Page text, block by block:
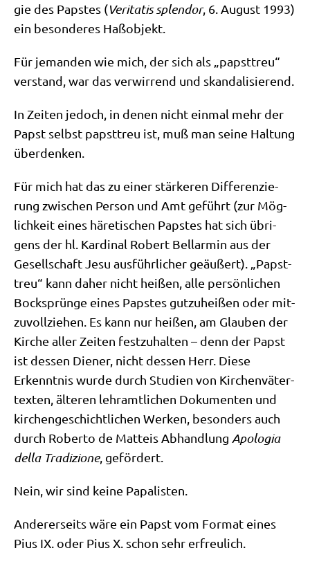
gie des Pap­stes (Veri­ta­tis sple­ndor, 6. August 1993)
ein beson­de­res Haßobjekt.
Für jeman­den wie mich, der sich als „papst­treu“
ver­stand, war das ver­wir­rend und skandalisierend.
In Zei­ten jedoch, in denen nicht ein­mal mehr der
Papst selbst papst­treu ist, muß man sei­ne Hal­tung
überdenken.
Für mich hat das zu einer stär­ke­ren Dif­fe­ren­zie­
rung zwi­schen Per­son und Amt geführt (zur Mög­
lich­keit eines häre­ti­schen Pap­stes hat sich übri­
gens der hl. Kar­di­nal Robert Bell­ar­min aus der
Gesell­schaft Jesu aus­führ­li­cher geäu­ßert). „Papst­
treu“ kann daher nicht hei­ßen, alle per­sön­li­chen
Bock­sprün­ge eines Pap­stes gut­zu­hei­ßen oder mit­
zu­voll­zie­hen. Es kann nur hei­ßen, am Glau­ben der
Kir­che aller Zei­ten fest­zu­hal­ten – denn der Papst
ist des­sen Die­ner, nicht des­sen Herr. Die­se
Erkennt­nis wur­de durch Stu­di­en von Kir­chen­vä­ter­
tex­ten, älte­ren lehr­amt­li­chen Doku­men­ten und
kir­chen­ge­schicht­li­chen Wer­ken, beson­ders auch
durch Rober­to de Matt­eis Abhand­lung Apo­lo­gia
del­la Tra­di­zio­ne, geför­dert.
Nein, wir sind kei­ne Papalisten.
Ande­rer­seits wäre ein Papst vom For­mat eines
Pius IX. oder Pius X. schon sehr erfreulich.